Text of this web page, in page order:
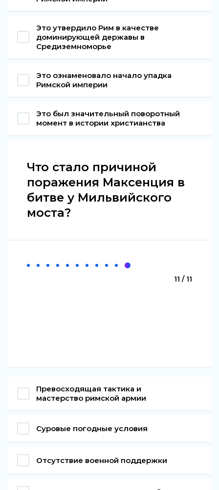
Это утвердило Рим в качестве
доминирующей державы в
Средиземноморье
Это ознаменовало начало упадка
Римской империи
Это был значительный поворотный
момент в истории христианства
Что стало причиной
поражения Максенция в
битве у Мильвийского
моста?
11 / 11
Превосходящая тактика и
мастерство римской армии
Суровые погодные условия
Отсутствие военной поддержки